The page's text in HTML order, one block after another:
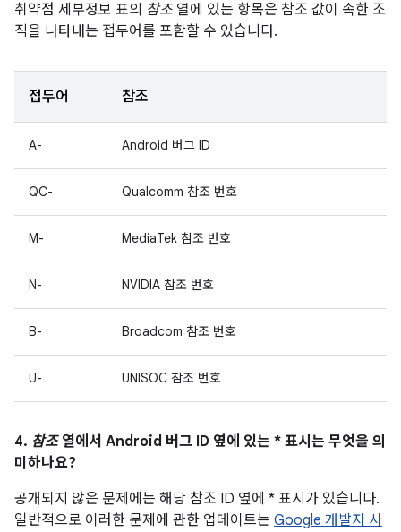
취약점 세부정보 표의 참조열에 있는 항목은 참조 값이 속한 조
직을 나타내는 접두어를 포함할 수 있습니다.
접두어 참조
A- Android 버그 ID
QC- Qualcomm 참조 번호
M- MediaTek 참조 번호
N- NVIDIA 참조 번호
B- Broadcom 참조 번호
U- UNISOC 참조 번호
4. 참조열에서 Android 버그 ID 옆에 있는 * 표시는 무엇을 의
미하나요?
공개되지 않은 문제에는 해당 참조 ID 옆에 * 표시가 있습니다.
일반적으로 이러한 문제에 관한 업데이트는 Google 개발자 사